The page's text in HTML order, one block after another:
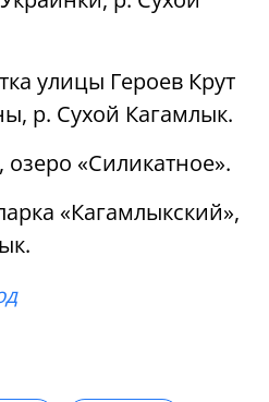
улицы Героев Крут
р. Сухой Кагамлык.
«Силикатное».
«Кагамлыкский»,